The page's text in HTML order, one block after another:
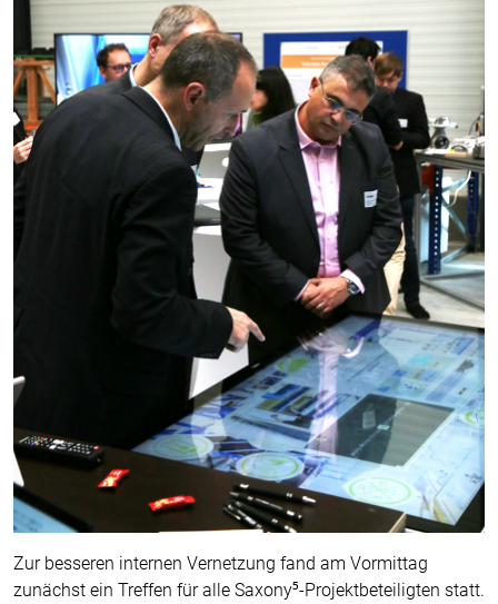
Zur besseren internen Vernetzung fand am Vormittag
zunächst ein Treffen für alle Saxony⁵-Projektbeteiligten statt.